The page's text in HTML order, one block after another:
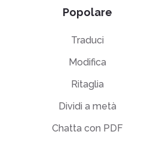
Popolare
Traduci
Modifica
Ritaglia
Dividi a metà
Chatta con PDF